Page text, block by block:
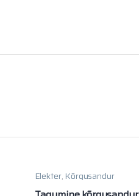
Elekter, Kõrgusandur